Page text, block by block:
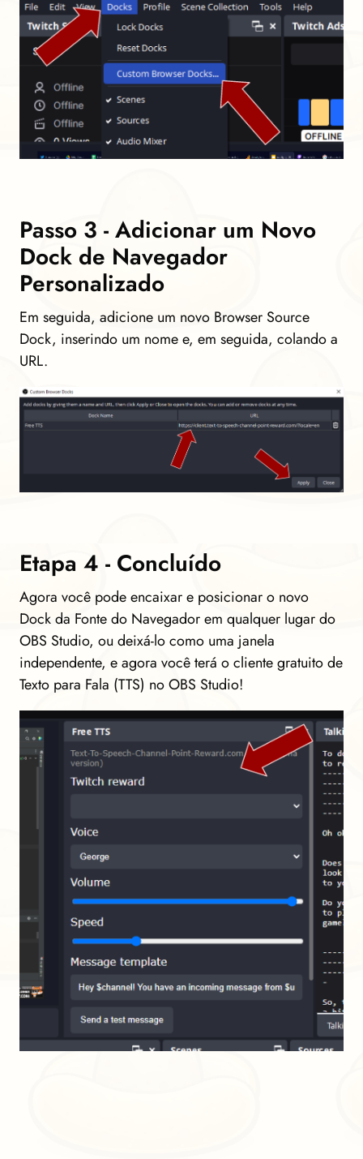
Passo 3 - Adicionar um Novo
Dock de Navegador
Personalizado
Em seguida, adicione um novo Browser Source
Dock, inserindo um nome e, em seguida, colando a
URL.
Etapa 4 - Concluído
Agora você pode encaixar e posicionar o novo
Dock da Fonte do Navegador em qualquer lugar do
OBS Studio, ou deixá-lo como uma janela
independente, e agora você terá o cliente gratuito de
Texto para Fala (TTS) no OBS Studio!